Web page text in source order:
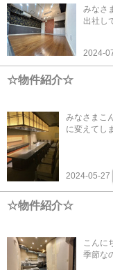
みなさ
出社し
2024-
☆物件紹介☆
みなさまこ
に変えてし
2024-05-27
☆物件紹介☆
こんに
季節な